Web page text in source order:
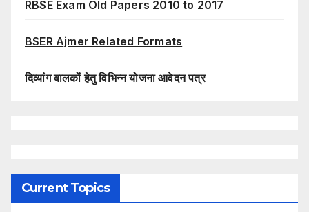
RBSE Exam Old Papers 2010 to 2017
BSER Ajmer Related Formats
दिव्यांग बालकों हेतु विभिन्न योजना आवेदन पत्र
Current Topics